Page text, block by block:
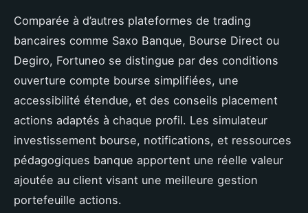
Comparée à d’autres plateformes de trading
bancaires comme Saxo Banque, Bourse Direct ou
Degiro, Fortuneo se distingue par des conditions
ouverture compte bourse simplifiées, une
accessibilité étendue, et des conseils placement
actions adaptés à chaque profil. Les simulateur
investissement bourse, notifications, et ressources
pédagogiques banque apportent une réelle valeur
ajoutée au client visant une meilleure gestion
portefeuille actions.